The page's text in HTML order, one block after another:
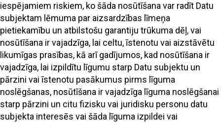
iespējamiem riskiem, ko šāda nosūtīšana var radīt Datu
subjektam lēmuma par aizsardzības līmeņa
pietiekamību un atbilstošu garantiju trūkuma dēļ, vai
nosūtīšana ir vajadzīga, lai celtu, īstenotu vai aizstāvētu
likumīgas prasības, kā arī gadījumos, kad nosūtīšana ir
vajadzīga, lai izpildītu līgumu starp Datu subjektu un
pārzini vai īstenotu pasākumus pirms līguma
noslēgšanas, nosūtīšana ir vajadzīga līguma noslēgšanai
starp pārzini un citu fizisku vai juridisku personu datu
subjekta interesēs vai šāda līguma izpildei vai